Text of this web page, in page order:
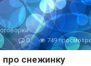
0
749
снежинку